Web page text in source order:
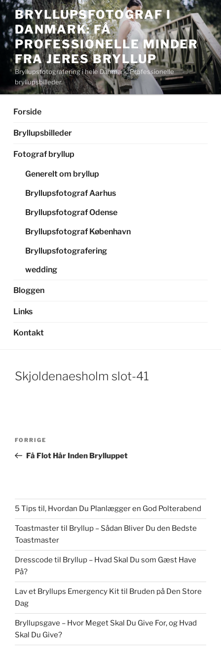
Videre
til
indhold
BRYLLUPSFOTOGRAF I
DANMARK: FÅ
PROFESSIONELLE MINDER
FRA JERES BRYLLUP
Bryllupsfotografering i hele Danmark. Professionelle
bryllupsbilleder.
Forside
Bryllupsbilleder
Fotograf bryllup
Generelt om bryllup
Bryllupsfotograf Aarhus
Bryllupsfotograf Odense
Bryllupsfotograf København
Bryllupsfotografering
wedding
Bloggen
Links
Kontakt
Skjoldenaesholm slot-41
Forrige
indlæg
FORRIGE
Få Flot Hår Inden Brylluppet
5 Tips til, Hvordan Du Planlægger en God Polterabend
Toastmaster til Bryllup – Sådan Bliver Du den Bedste
Toastmaster
Dresscode til Bryllup – Hvad Skal Du som Gæst Have
På?
Lav et Bryllups Emergency Kit til Bruden på Den Store
Dag
Bryllupsgave – Hvor Meget Skal Du Give For, og Hvad
Skal Du Give?